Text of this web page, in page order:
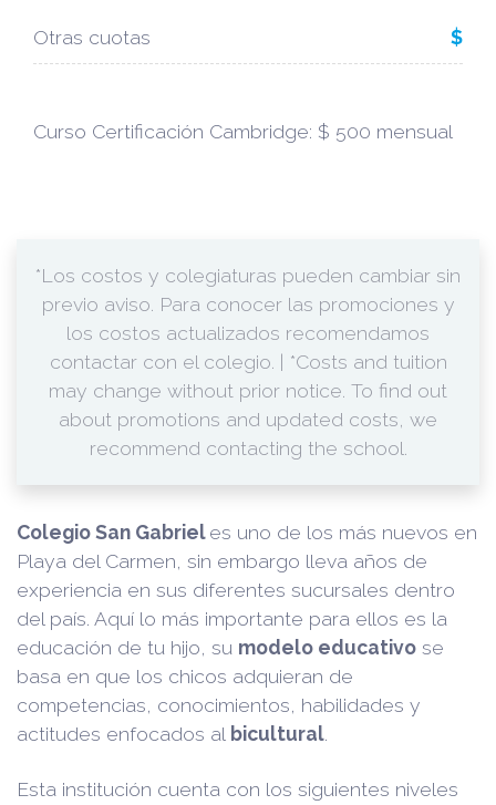
Otras cuotas $
Curso Certificación Cambridge: $ 500 mensual
*Los costos y colegiaturas pueden cambiar sin
previo aviso. Para conocer las promociones y
los costos actualizados recomendamos
contactar con el colegio. | *Costs and tuition
may change without prior notice. To find out
about promotions and updated costs, we
recommend contacting the school.
Colegio San Gabrieles uno de los más nuevos en
Playa del Carmen, sin embargo lleva años de
experiencia en sus diferentes sucursales dentro
del país. Aquí lo más importante para ellos es la
educación de tu hijo, su modelo educativo se
basa en que los chicos adquieran de
competencias, conocimientos, habilidades y
actitudes enfocados al bicultural
Esta institución cuenta con los siguientes niveles